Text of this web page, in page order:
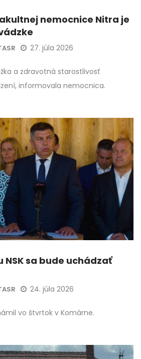
nemocnice Nitra je
27. júla 2026
a zdravotná starostlivosť
informovala nemocnica.
NSK sa bude uchádzať
24. júla 2026
vo štvrtok v Komárne.